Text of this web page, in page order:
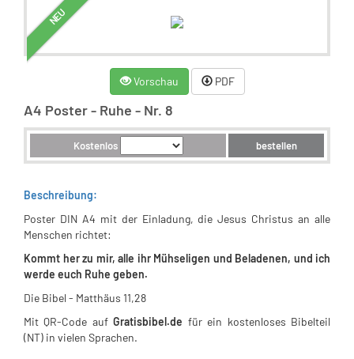
NEU
Vorschau PDF
A4 Poster - Ruhe - Nr. 8
Kostenlos bestellen
Beschreibung:
Poster DIN A4 mit der Einladung, die Jesus Christus an alle
Menschen richtet:
Kommt her zu mir, alle ihr Mühseligen und Beladenen, und ich
werde euch Ruhe geben.
Die Bibel - Matthäus 11,28
Mit QR-Code aufGratisbibel.de für ein kostenloses Bibelteil
(NT) in vielen Sprachen.